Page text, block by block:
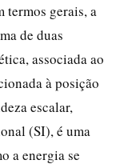
termos gerais, a
de duas
associada ao
à posição
escalar,
(SI), é uma
a energia se